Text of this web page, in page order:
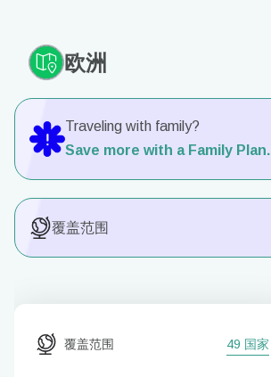
欧洲
Traveling with family?
Save more with a Family Plan.
覆盖范围
覆盖范围 49 国家